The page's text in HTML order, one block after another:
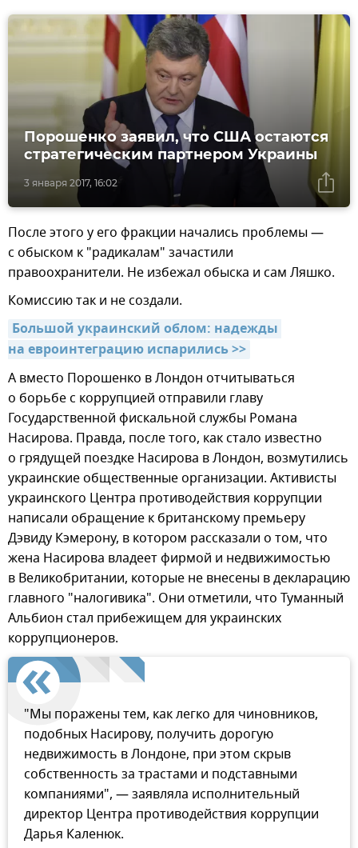
3 января 2017, 16:02
Порошенко заявил, что США остаются
стратегическим партнером Украины
После этого у его фракции начались проблемы —
с обыском к "радикалам" зачастили
правоохранители. Не избежал обыска и сам Ляшко.
Комиссию так и не создали.
Большой украинский облом: надежды
на евроинтеграцию испарились >>
А вместо Порошенко в Лондон отчитываться
о борьбе с коррупцией отправили главу
Государственной фискальной службы Романа
Насирова. Правда, после того, как стало известно
о грядущей поездке Насирова в Лондон, возмутились
украинские общественные организации. Активисты
украинского Центра противодействия коррупции
написали обращение к британскому премьеру
Дэвиду Кэмерону, в котором рассказали о том, что
жена Насирова владеет фирмой и недвижимостью
в Великобритании, которые не внесены в декларацию
главного "налогивика". Они отметили, что Туманный
Альбион стал прибежищем для украинских
коррупционеров.
"Мы поражены тем, как легко для чиновников,
подобных Насирову, получить дорогую
недвижимость в Лондоне, при этом скрыв
собственность за трастами и подставными
компаниями", — заявляла исполнительный
директор Центра противодействия коррупции
Дарья Каленюк.